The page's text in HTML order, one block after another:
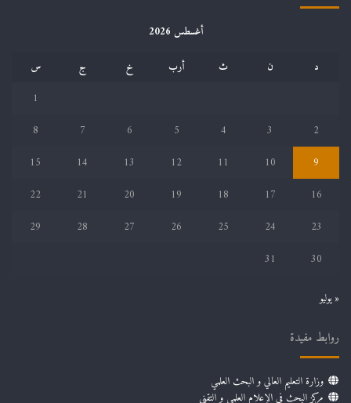
أغسطس 2026
د
ن ث أرب خ ج
س
1
2
3
4
5
6
7
8
9
10
11
12
13
14
15
16
17
18
19
20
21
22
23
24
25
26
27
28
29
30
31
« يوليو
روابط مفيدة
وزارة التعليم العالي و البحث العلمي
مركز البحث في الإعلام العلمي و التقني